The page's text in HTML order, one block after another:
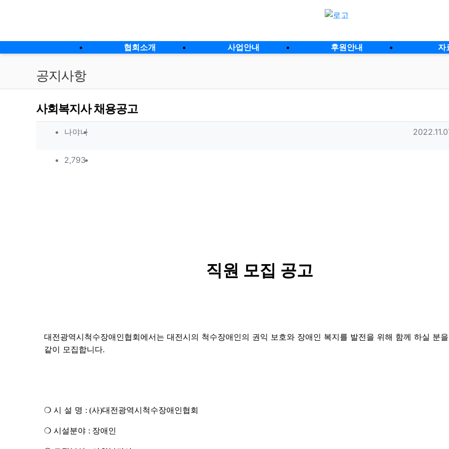
협회소개 사업안내 후원안내 자
공지사항
사회복지사 채용공고
작성자 정보
나야나작성 작성일
컨텐츠 정보
2,793조회
직원 모집 공고
대전광역시척수장애인협회에서는 대전시의 척수장애인의 권익 보호와 장애인 복지를 발전을 위해 함께 하실 분
같이 모집합니다.
❍ 시 설 명 : (사)대전광역시척수장애인협회
❍ 시설분야 : 장애인